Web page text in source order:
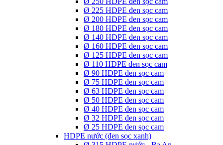
Ø 225 HDPE đen sọc cam
Ø 200 HDPE đen sọc cam
Ø 180 HDPE đen sọc cam
Ø 140 HDPE đen sọc cam
Ø 160 HDPE đen sọc cam
Ø 125 HDPE đen sọc cam
Ø 110 HDPE đen sọc cam
Ø 90 HDPE đen sọc cam
Ø 75 HDPE đen sọc cam
Ø 63 HDPE đen sọc cam
Ø 50 HDPE đen sọc cam
Ø 40 HDPE đen sọc cam
Ø 32 HDPE đen sọc cam
Ø 25 HDPE đen sọc cam
HDPE nước (đen sọc xanh)